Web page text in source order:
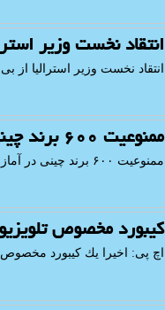
انتقاد نخست وزیر
انتقاد نخست وزیر استرالیا
ممنوعیت ۶۰۰ برند چینی در آمازون
ممنوعیت ۶۰۰ برند چینی در آمازون
كیبورد مخصوص
اچ پی: اخیرا یك كیبورد